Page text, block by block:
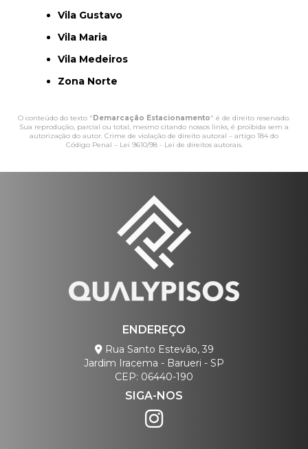
Vila Gustavo
Vila Maria
Vila Medeiros
Zona Norte
O conteúdo do texto "Demarcação Estacionamento" é de direito reservado.
Sua reprodução, parcial ou total, mesmo citando nossos links, é proibida sem a
autorização do autor. Crime de violação de direito autoral – artigo 184 do
Código Penal – Lei 9610/98 - Lei de direitos autorais.
ENDEREÇO
Rua Santo Estevão, 39
Jardim Iracema - Barueri - SP
CEP: 06440-190
SIGA-NOS